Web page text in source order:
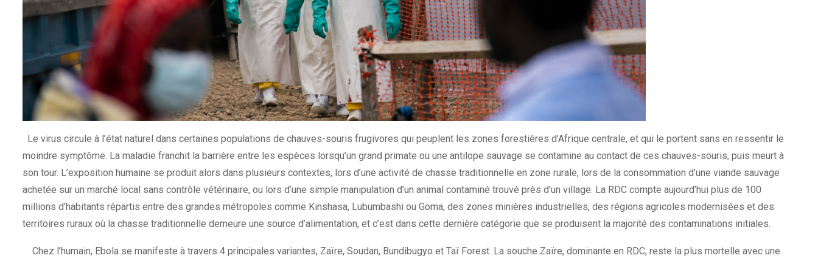
Le virus circule à l’état naturel dans certaines populations de chauves-souris frugivores qui peuplent les zones forestières d’Afrique centrale, et qui le portent sans en ressentir le
moindre symptôme. La maladie franchit la barrière entre les espèces lorsqu’un grand primate ou une antilope sauvage se contamine au contact de ces chauves-souris, puis meurt à
son tour. L’exposition humaine se produit alors dans plusieurs contextes, lors d’une activité de chasse traditionnelle en zone rurale, lors de la consommation d’une viande sauvage
achetée sur un marché local sans contrôle vétérinaire, ou lors d’une simple manipulation d’un animal contaminé trouvé près d’un village. La RDC compte aujourd’hui plus de 100
millions d’habitants répartis entre des grandes métropoles comme Kinshasa, Lubumbashi ou Goma, des zones minières industrielles, des régions agricoles modernisées et des
territoires ruraux où la chasse traditionnelle demeure une source d’alimentation, et c’est dans cette dernière catégorie que se produisent la majorité des contaminations initiales.
Chez l’humain, Ebola se manifeste à travers 4 principales variantes, Zaïre, Soudan, Bundibugyo et Taï Forest. La souche Zaïre, dominante en RDC, reste la plus mortelle avec une